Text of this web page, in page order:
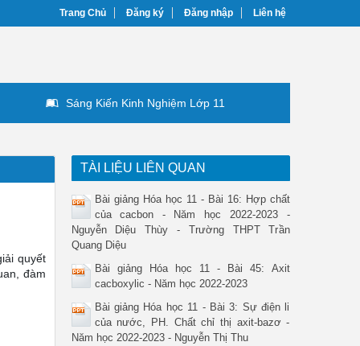
Trang Chủ Đăng ký Đăng nhập Liên hệ
Sáng Kiến Kinh Nghiệm Lớp 11
quyết
đàm
TÀI LIỆU LIÊN QUAN
Bài giảng Hóa học 11 - Bài 16: Hợp chất
của cacbon - Năm học 2022-2023 -
Nguyễn Diệu Thùy - Trường THPT Trần
Quang Diệu
Bài giảng Hóa học 11 - Bài 45: Axit
cacboxylic - Năm học 2022-2023
Bài giảng Hóa học 11 - Bài 3: Sự điện li
của nước, PH. Chất chỉ thị axit-bazơ -
Năm học 2022-2023 - Nguyễn Thị Thu